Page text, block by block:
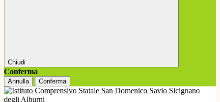
Chiudi
Conferma
Annulla Conferma